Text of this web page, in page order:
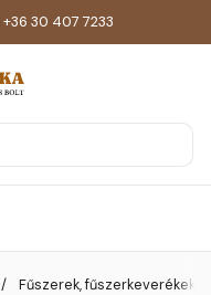
+36 30 407 7233
/ Fűszerek, fűszerkeverékek